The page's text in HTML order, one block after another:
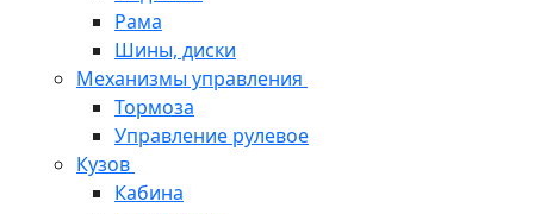
Рама
Шины, диски
Механизмы управления
Тормоза
Управление рулевое
Кузов
Кабина